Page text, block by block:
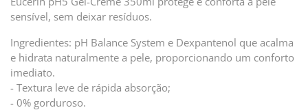
sensível, sem deixar resíduos.
Ingredientes: pH Balance System e Dexpantenol que acalma
e hidrata naturalmente a pele, proporcionando um conforto
imediato.
- Textura leve de rápida absorção;
- 0% gorduroso.